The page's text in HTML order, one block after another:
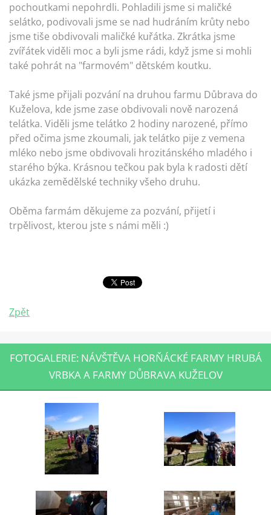
pochoutkami nepohrdli. Pohladili jsme si maličké
selátko, podivovali jsme se nad hudráním krůty nebo
jsme tiše obdivovali maličké kuřátka. Zkrátka jsme
zvířátek viděli moc a byli jsme rádi, když jsme si mohli
také pohrát na "farmovém" dětském koutku.
Také jsme přijali pozvání na druhou farmu Důbrava do
Kuželova, kde jsme zase obdivovali nově narozená
telátka. Viděli jsme telátko 2 hodiny narozené, přímo
před očima jsme zkoumali, jak telátko pije z vemena
mléko nebo jsme obdivovali hrozitánského mladého i
starého býka. Krásnou tečkou pak byla k radosti dětí
ukázka zemědělské techniky všeho druhu.
Oběma farmám děkujeme za pozvání, přijetí i
trpělivost, kterou jste s námi měli :)
Zpět
FOTOGALERIE: NÁVŠTĚVA HORŇÁCKÉ FARMY HRUBÁ
VRBKA A FARMY DŮBRAVA KUŽELOV